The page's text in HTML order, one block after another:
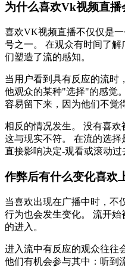
为什么喜欢Vk视频直播
喜欢VK视频直播不仅仅是
号之一。 在观众有时间了
们塑造了流的感知。
当用户看到具有反应的流时
他观众的某种"选择"的感觉
容易留下来，因为他们不觉
相反的情况发生。 没有喜
这与现实不符。 在流的选
直接影响决定-观看或滚动过
作弊后有什么变化喜欢
当喜欢出现在广播中时，不
行为也会发生变化。 流开
的进入。
进入流中有反应的观众往往
他们有机会参与其中：听到